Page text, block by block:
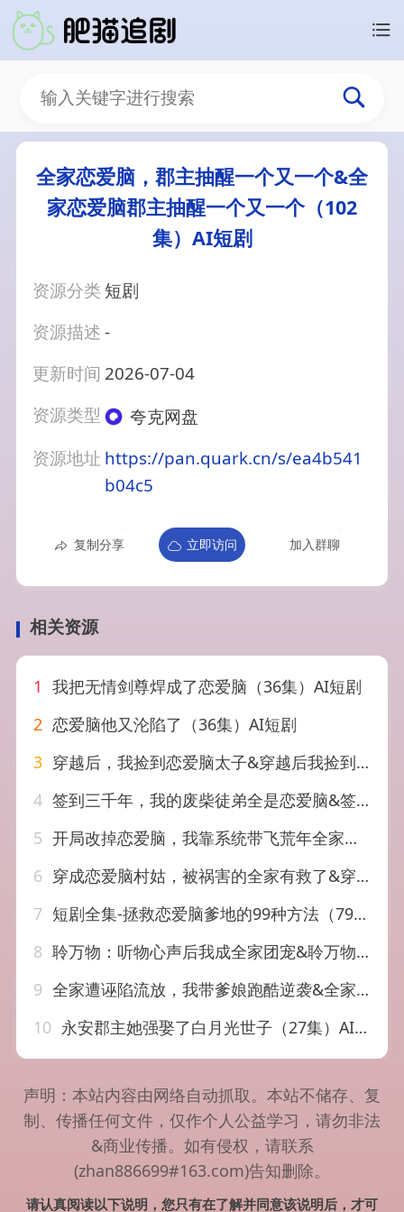
全家恋爱脑，郡主抽醒一个又一个&全
家恋爱脑郡主抽醒一个又一个（102
集）AI短剧
资源分类 短剧
资源描述-
更新时间 2026-07-04
资源类型
夸克网盘
资源地址 https://pan.quark.cn/s/ea4b541
b04c5
复制分享 立即访问 加入群聊
相关资源
1 我把无情剑尊焊成了恋爱脑（36集）AI短剧
2 恋爱脑他又沦陷了（36集）AI短剧
3 穿越后，我捡到恋爱脑太子&穿越后我捡到恋爱脑太子（59集）AI短剧
4 签到三千年，我的废柴徒弟全是恋爱脑&签到三千年我的废柴徒弟全是恋爱脑（60集）AI短剧
5 开局改掉恋爱脑，我靠系统带飞荒年全家（60集）宋喃&蒋未
6 穿成恋爱脑村姑，被祸害的全家有救了&穿成恋爱脑村姑被祸害的全家有救了（77集）张莹莹
7 短剧全集-拯救恋爱脑爹地的99种方法（79集）彭丹丹
8 聆万物：听物心声后我成全家团宠&聆万物听物心声后我成全家团宠（70集）AI短剧
9 全家遭诬陷流放，我带爹娘跑酷逆袭&全家遭诬陷流放我带爹娘跑酷逆袭（44集）AI短剧
10 永安郡主她强娶了白月光世子（27集）AI短剧
声明：本站内容由网络自动抓取。本站不储存、复
制、传播任何文件，仅作个人公益学习，请勿非法
&商业传播。如有侵权，请联系
(zhan886699#163.com)告知删除。
请认真阅读以下说明，您只有在了解并同意该说明后，才可